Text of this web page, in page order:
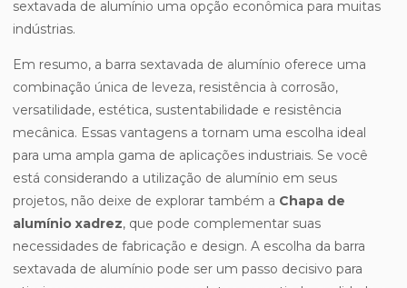
sextavada de alumínio uma opção econômica para muitas
indústrias.
Em resumo, a barra sextavada de alumínio oferece uma
combinação única de leveza, resistência à corrosão,
versatilidade, estética, sustentabilidade e resistência
mecânica. Essas vantagens a tornam uma escolha ideal
para uma ampla gama de aplicações industriais. Se você
está considerando a utilização de alumínio em seus
projetos, não deixe de explorar também a Chapa de
alumínio xadrez, que pode complementar suas
necessidades de fabricação e design. A escolha da barra
sextavada de alumínio pode ser um passo decisivo para